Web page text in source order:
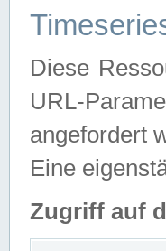
Diese
URL-
angefordert
Eine
Zugriff auf